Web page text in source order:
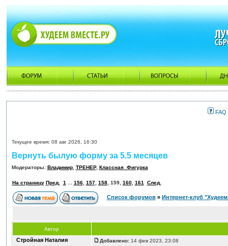
FAQ
Текущее время: 08 авг 2026, 16:30
Вернуть былую форму за 5.5 месяцев
Модераторы: Владимир, ТРЕНЕР, Классная_Фигурка
На страницу Пред. 1 156, 157, 158, 159, 160, 161 След.
Список форумов» Интернет-клуб
Автор
Стройная Наталия Добавлено:14 фев 2023, 23:08